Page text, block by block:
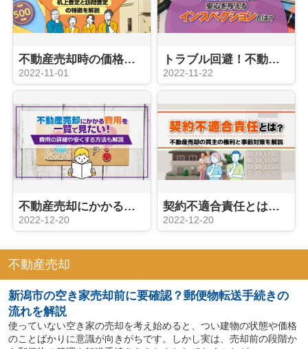
不動産売却時の価格はどう決まる？机上査定と訪問査定の特徴を解説
2022-11-01
トラブル回避！不動産売却に安心を与えるインスペクションとは？
2022-11-22
不動産売却にかかる費用を一覧で見たい！費用の詳細や安くする方法も解説
2022-12-20
契約不適合責任とは？不動産売却の買主の権利と事前対策を解説
2022-12-20
不動産売却
新潟市の空き家売却前に要確認？郵便物転送手続きの
流れを解説
使っていない空き家の売却を考え始めると、つい建物の状態や価格
のことばかりに意識が向きがちです。しかし実は、売却前の段階か